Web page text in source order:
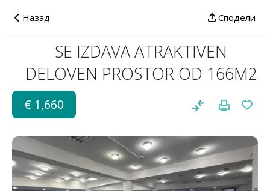
Назад Сподели
SE IZDAVA ATRAKTIVEN
DELOVEN PROSTOR OD 166M2
€ 1,660